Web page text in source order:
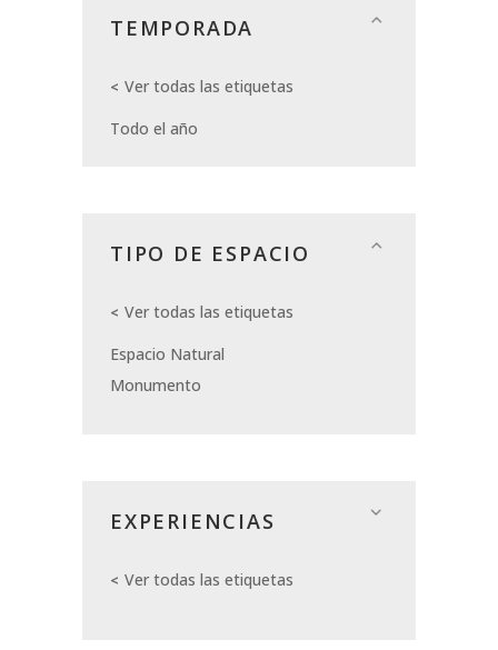
TEMPORADA
Ver todas las etiquetas
Todo el año
TIPO DE ESPACIO
Ver todas las etiquetas
Espacio Natural
Monumento
EXPERIENCIAS
Ver todas las etiquetas